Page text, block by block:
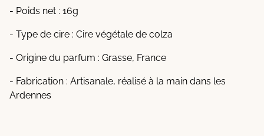
- Poids net : 16g
- Type de cire : Cire végétale de colza
- Origine du parfum : Grasse, France
- Fabrication : Artisanale, réalisé à la main dans les
Ardennes